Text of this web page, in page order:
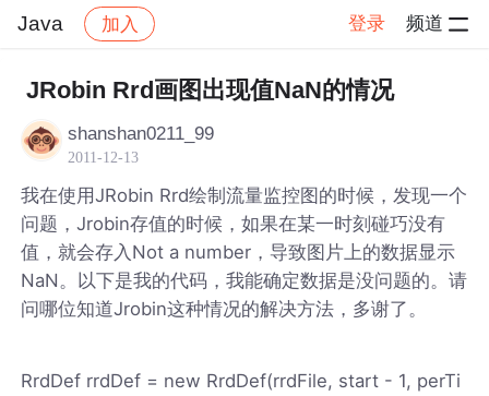
Java 加入 登录 频道
社区 Java 帖子详情
JRobin Rrd画图出现值NaN的情况
shanshan0211_99
2011-12-13
我在使用JRobin Rrd绘制流量监控图的时候，发现一个
问题，Jrobin存值的时候，如果在某一时刻碰巧没有
值，就会存入Not a number，导致图片上的数据显示
NaN。以下是我的代码，我能确定数据是没问题的。请
问哪位知道Jrobin这种情况的解决方法，多谢了。
RrdDef rrdDef = new RrdDef(rrdFile, start - 1, perTi